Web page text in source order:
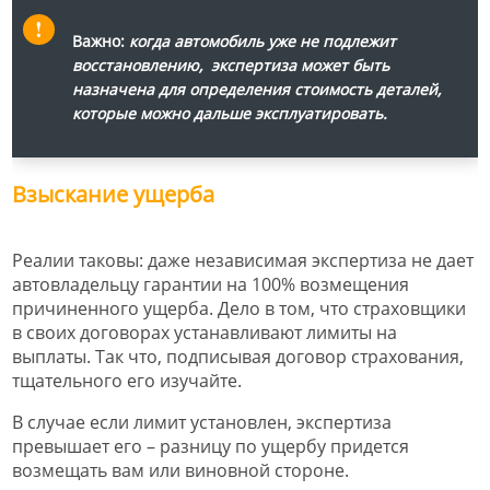
Важно: когда автомобиль уже не подлежит
восстановлению, экспертиза может быть
назначена для определения стоимость деталей,
которые можно дальше эксплуатировать.
Взыскание ущерба
Реалии таковы: даже независимая экспертиза не дает
автовладельцу гарантии на 100% возмещения
причиненного ущерба. Дело в том, что страховщики
в своих договорах устанавливают лимиты на
выплаты. Так что, подписывая договор страхования,
тщательного его изучайте.
В случае если лимит установлен, экспертиза
превышает его – разницу по ущербу придется
возмещать вам или виновной стороне.